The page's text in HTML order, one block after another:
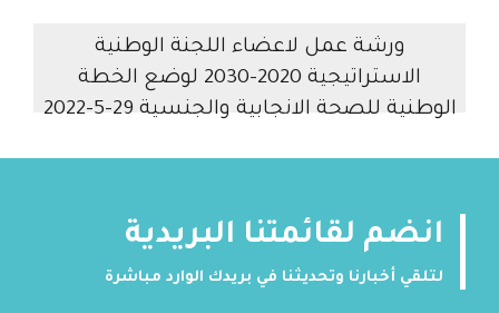
ورشة عمل لاعضاء اللجنة الوطنية
الاستراتيجية 2020-2030 لوضع الخطة
الوطنية للصحة الانجابية والجنسية 29-5-2022
انضم لقائمتنا البريدية
لتلقي أخبارنا وتحديثنا في بريدك الوارد مباشرة